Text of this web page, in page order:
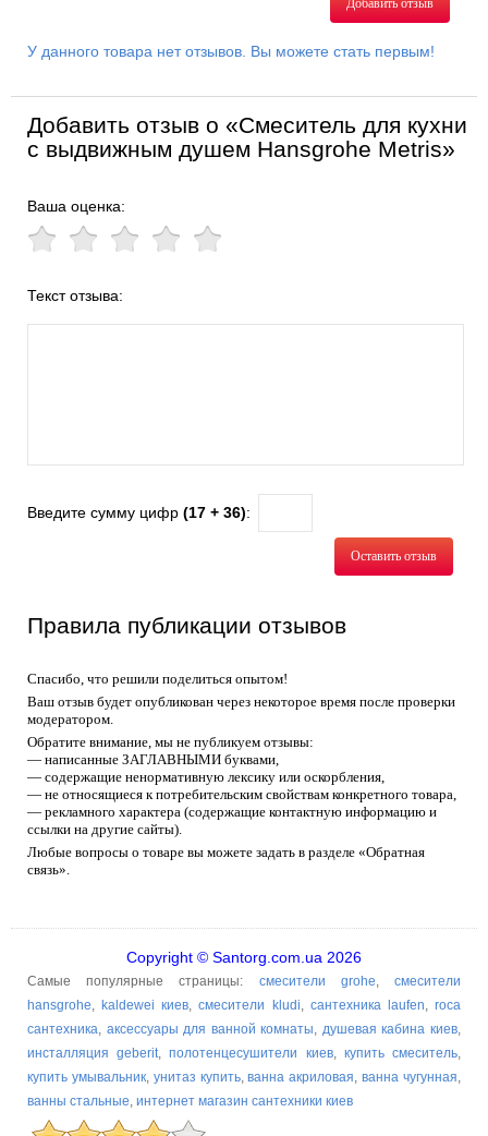
Добавить отзыв
У данного товара нет отзывов. Вы можете стать первым!
Добавить отзыв о «Смеситель для кухни
с выдвижным душем Hansgrohe Metris»
Ваша оценка:
Текст отзыва:
Введите сумму цифр (17 + 36):
Оставить отзыв
Правила публикации отзывов
Спасибо, что решили поделиться опытом!
Ваш отзыв будет опубликован через некоторое время после проверки
модератором.
Обратите внимание, мы не публикуем отзывы:
— написанные ЗАГЛАВНЫМИ буквами,
— содержащие ненормативную лексику или оскорбления,
— не относящиеся к потребительским свойствам конкретного товара,
— рекламного характера (содержащие контактную информацию и
ссылки на другие сайты).
Любые вопросы о товаре вы можете задать в разделе «Обратная
связь».
Copyright © Santorg.com.ua 2026
Самые популярные страницы: смесители grohe,смесители
hansgrohe, kaldewei киев,смесители kludi, сантехника laufen,roca
сантехника, аксессуары для ванной комнаты, душевая кабина киев,
инсталляция geberit,полотенцесушители киев, купить смеситель,
купить умывальник, унитаз купить,ванна акриловая,ванна чугунная,
ванны стальные, интернет магазин сантехники киев